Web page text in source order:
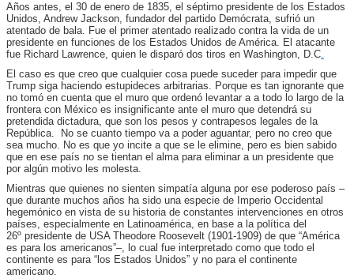
Años antes, el 30 de enero de 1835, el séptimo presidente de los Estados
Unidos, Andrew Jackson, fundador del partido Demócrata, sufrió un
atentado de bala. Fue el primer atentado realizado contra la vida de un
presidente en funciones de los Estados Unidos de América. El atacante
fue Richard Lawrence, quien le disparó dos tiros en Washington, D.C.
El caso es que creo que cualquier cosa puede suceder para impedir que
Trump siga haciendo estupideces arbitrarias. Porque es tan ignorante que
no tomó en cuenta que el muro que ordenó levantar a a todo lo largo de la
frontera con México es insignificante ante el muro que detendrá su
pretendida dictadura, que son los pesos y contrapesos legales de la
República. No se cuanto tiempo va a poder aguantar, pero no creo que
sea mucho. No es que yo incite a que se le elimine, pero es bien sabido
que en ese país no se tientan el alma para eliminar a un presidente que
por algún motivo les molesta.
Mientras que quienes no sienten simpatía alguna por ese poderoso país –
que durante muchos años ha sido una especie de Imperio Occidental
hegemónico en vista de su historia de constantes intervenciones en otros
países, especialmente en Latinoamérica, en base a la política del
26º presidente de USA Theodore Roosevelt (1901-1909) de que “América
es para los americanos”–, lo cual fue interpretado como que todo el
continente es para “los Estados Unidos” y no para el continente
americano.